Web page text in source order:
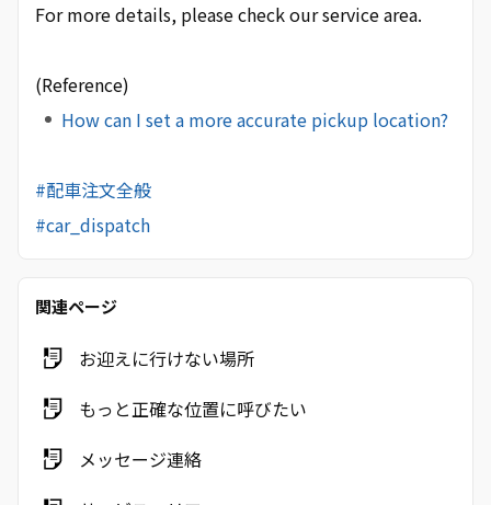
For more details, please check our service area.
(Reference)
How can I set a more accurate pickup location?
#配車注文全般
#car_dispatch
関連ページ
お迎えに行けない場所
もっと正確な位置に呼びたい
メッセージ連絡